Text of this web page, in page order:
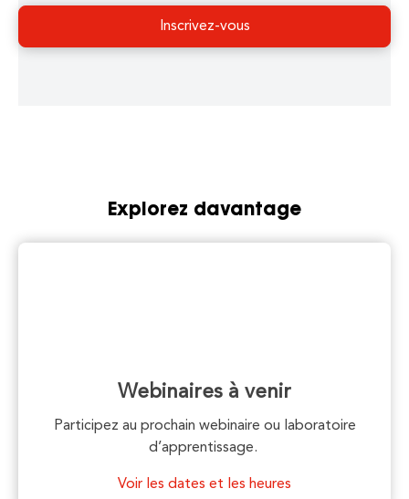
Inscrivez-vous
Explorez davantage
Webinaires à venir
Participez au prochain webinaire ou laboratoire
d’apprentissage.
Voir les dates et les heures